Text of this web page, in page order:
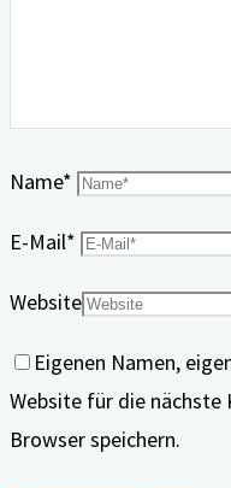
Name*
E-Mail*
Website
Eigenen Namen,
Website für die
Browser speichern.